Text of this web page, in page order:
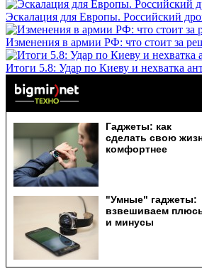
Эскалация для Европы. Российский
Изменения в армии РФ: что стоит за
Итоги 5.8: Удар по Киеву и нехватка